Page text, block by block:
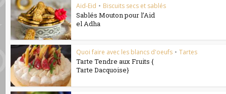
Aid-Eid • Biscuits secs et sablés
Sablés Mouton pour l’Aid
el Adha
Quoi faire avec les blancs d'oeufs • Tartes
Tarte Tendre aux Fruits {
Tarte Dacquoise}